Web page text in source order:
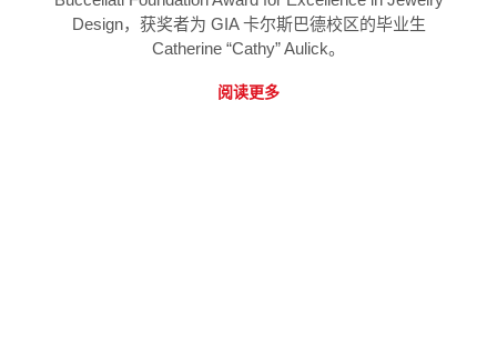
Design，获奖者为 GIA 卡尔斯巴德校区的毕业生
Catherine “Cathy” Aulick。
阅读更多